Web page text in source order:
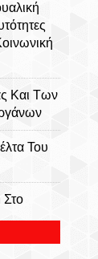
Και Των
Του